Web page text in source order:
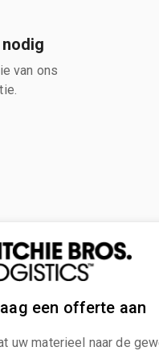
van ons
een offerte aan
uw materieel naar de